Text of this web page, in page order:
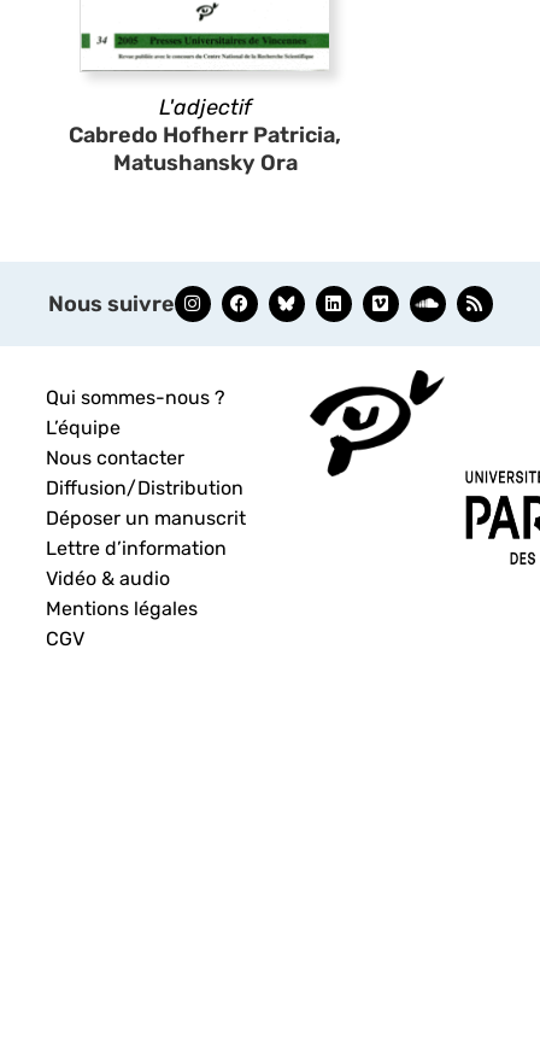
L'adjectif
Cabredo Hofherr Patricia,
Matushansky Ora
Nous suivre
Qui sommes-nous ?
L’équipe
Nous contacter
Diffusion/Distribution
Déposer un manuscrit
Lettre d’information
Vidéo & audio
Mentions légales
CGV